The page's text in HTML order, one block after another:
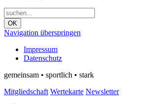
OK
Navigation überspringen
Impressum
Datenschutz
gemeinsam • sportlich • stark
Mitgliedschaft Wertekarte Newsletter